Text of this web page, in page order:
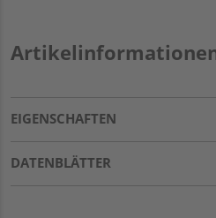
EIGENSCHAFTEN
DATENBLÄTTER